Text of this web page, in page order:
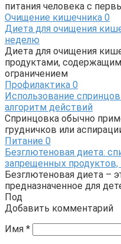
питания человека с
Очищение кишечника 0
Диета для очищения
неделю
Диета для очищения
продуктами,
ограничением
Профилактика 0
Использование
алгоритм действий
Спринцовка обычно
грудничков или
Питание 0
Безглютеновая диета:
запрещенных
Безглютеновая диета –
предназначенное для
Под
Добавить комментарий
Имя *